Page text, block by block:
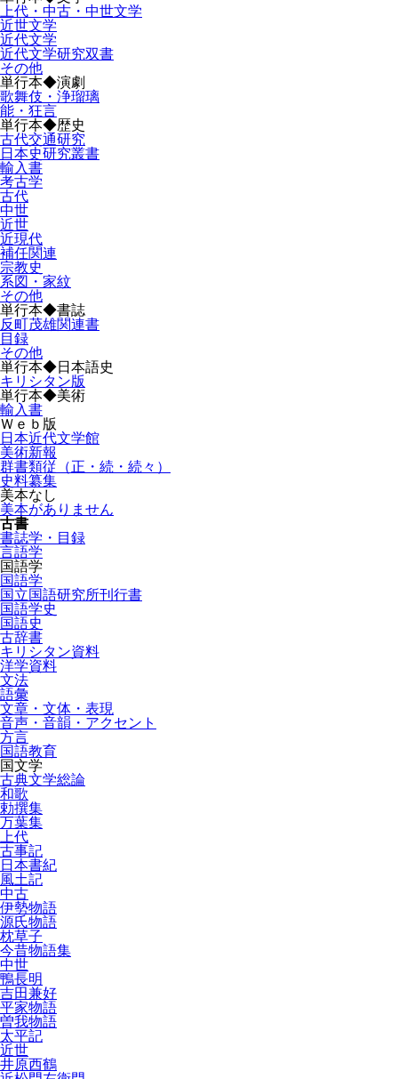
上代・中古・中世文学
近世文学
近代文学
近代文学研究双書
その他
単行本◆演劇
歌舞伎・浄瑠璃
能・狂言
単行本◆歴史
古代交通研究
日本史研究叢書
輸入書
考古学
古代
中世
近世
近現代
補任関連
宗教史
系図・家紋
その他
単行本◆書誌
反町茂雄関連書
目録
その他
単行本◆日本語史
キリシタン版
単行本◆美術
輸入書
Ｗｅｂ版
日本近代文学館
美術新報
群書類従（正・続・続々）
史料纂集
美本なし
美本がありません
古書
書誌学・目録
言語学
国語学
国語学
国立国語研究所刊行書
国語学史
国語史
古辞書
キリシタン資料
洋学資料
文法
語彙
文章・文体・表現
音声・音韻・アクセント
方言
国語教育
国文学
古典文学総論
和歌
勅撰集
万葉集
上代
古事記
日本書紀
風土記
中古
伊勢物語
源氏物語
枕草子
今昔物語集
中世
鴨長明
吉田兼好
平家物語
曽我物語
太平記
近世
井原西鶴